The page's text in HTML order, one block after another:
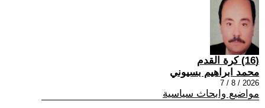
(16) كرة القدم
محمد ابراهيم بسيوني
2026 / 8 / 7
مواضيع وابحاث سياسية